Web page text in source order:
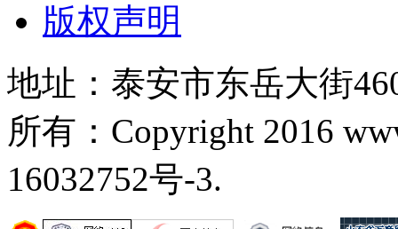
版权声明
地址：泰安市东岳大街
所有：Copyright 2016
16032752号-3.